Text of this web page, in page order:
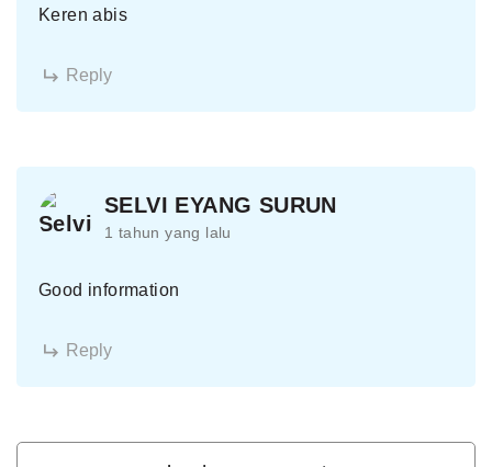
Keren abis
Reply
SELVI EYANG SURUN
1 tahun yang lalu
Good information
Reply